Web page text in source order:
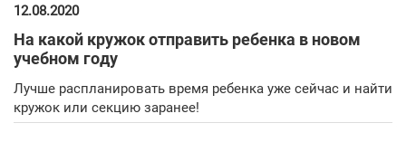
12.08.2020
На какой кружок отправить ребенка в новом
учебном году
Лучше распланировать время ребенка уже сейчас и найти
кружок или секцию заранее!